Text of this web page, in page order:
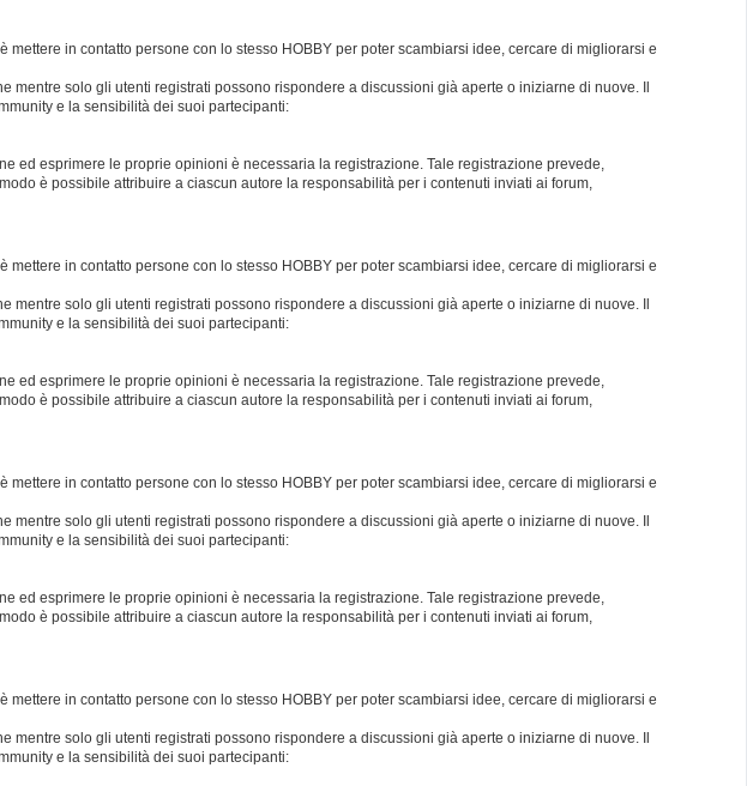
in contatto persone con lo stesso HOBBY per poter scambiarsi idee, cercare di migliorarsi e
solo gli utenti registrati possono rispondere a discussioni già aperte o iniziarne di nuove. Il
e la sensibilità dei suoi partecipanti:
ed esprimere le proprie opinioni è necessaria la registrazione. Tale registrazione prevede,
è possibile attribuire a ciascun autore la responsabilità per i contenuti inviati ai forum,
in contatto persone con lo stesso HOBBY per poter scambiarsi idee, cercare di migliorarsi e
solo gli utenti registrati possono rispondere a discussioni già aperte o iniziarne di nuove. Il
e la sensibilità dei suoi partecipanti:
ed esprimere le proprie opinioni è necessaria la registrazione. Tale registrazione prevede,
è possibile attribuire a ciascun autore la responsabilità per i contenuti inviati ai forum,
in contatto persone con lo stesso HOBBY per poter scambiarsi idee, cercare di migliorarsi e
solo gli utenti registrati possono rispondere a discussioni già aperte o iniziarne di nuove. Il
e la sensibilità dei suoi partecipanti:
ed esprimere le proprie opinioni è necessaria la registrazione. Tale registrazione prevede,
è possibile attribuire a ciascun autore la responsabilità per i contenuti inviati ai forum,
in contatto persone con lo stesso HOBBY per poter scambiarsi idee, cercare di migliorarsi e
solo gli utenti registrati possono rispondere a discussioni già aperte o iniziarne di nuove. Il
e la sensibilità dei suoi partecipanti: